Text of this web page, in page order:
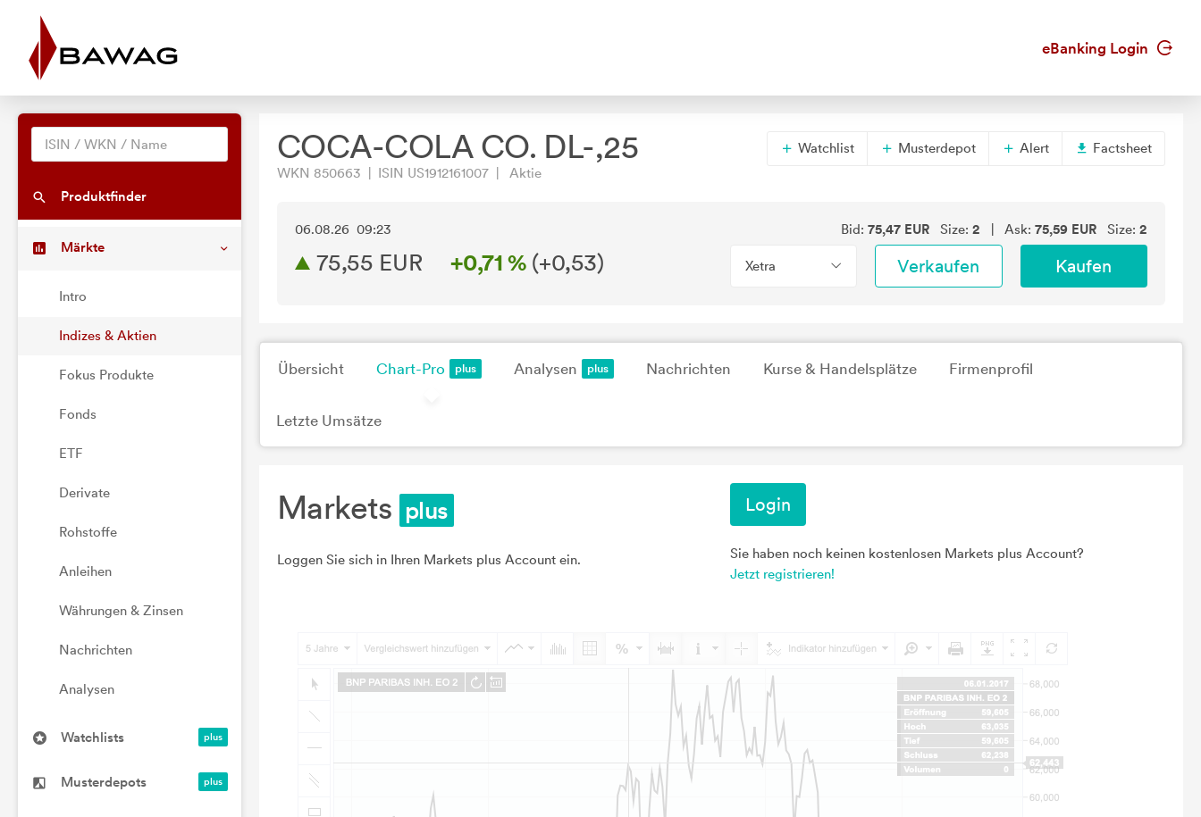
eBanking Login
Produktfinder
Märkte
Intro
Indizes & Aktien
Fokus Produkte
Fonds
ETF
Derivate
Rohstoffe
Anleihen
Währungen & Zinsen
Nachrichten
Analysen
Watchlists
Musterdepots
COCA-COLA CO. DL-,25
WKN 850663 | ISIN US1912161007 | Aktie
Watchlist Musterdepot Alert Factsheet
06.08.26 09:23 Bid: 75,47EURSize: 2 | Ask: 75,59EURSize: 2
75,55 EUR +0,71 % (+0,53) Xetra Verkaufen Kaufen
Übersicht Chart-Pro Analysen Nachrichten Kurse & Handelsplätze Firmenprofil
Letzte Umsätze
Markets
Loggen Sie sich in Ihren Markets plus Account ein.
Login
Sie haben noch keinen kostenlosen Markets plus Account?
Jetzt registrieren!